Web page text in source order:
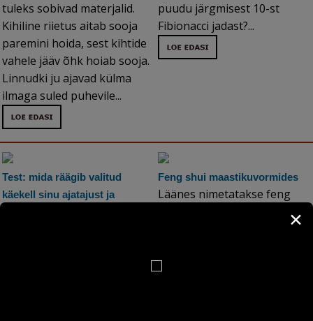
tuleks sobivad materjalid.
Kihiline riietus aitab sooja
paremini hoida, sest kihtide
vahele jääv õhk hoiab sooja.
Linnudki ju ajavad külma
ilmaga suled puhevile...
puudu järgmisest 10-st
Fibionacci jadast?...
Test: mida räägib valitud
käekell sinu ajatajust ja
Feng shui maastikuvormides
Läänes nimetatakse feng
shui teooriat geomantikaks,
aga selle tähendus on palju
hoonete ehituse, ruumide
✕